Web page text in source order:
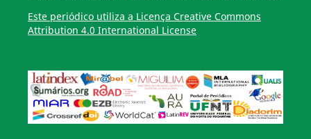
Este periódico utiliza a Licença Creative Commons
Attribution 4.0 International License